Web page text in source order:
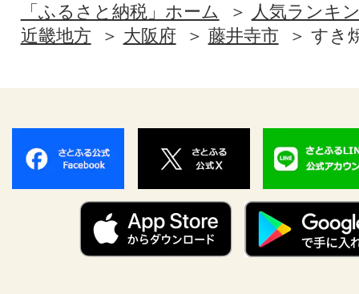
「ふるさと納税」ホーム
人気ランキ
近畿地方
大阪府 藤井寺市 すき